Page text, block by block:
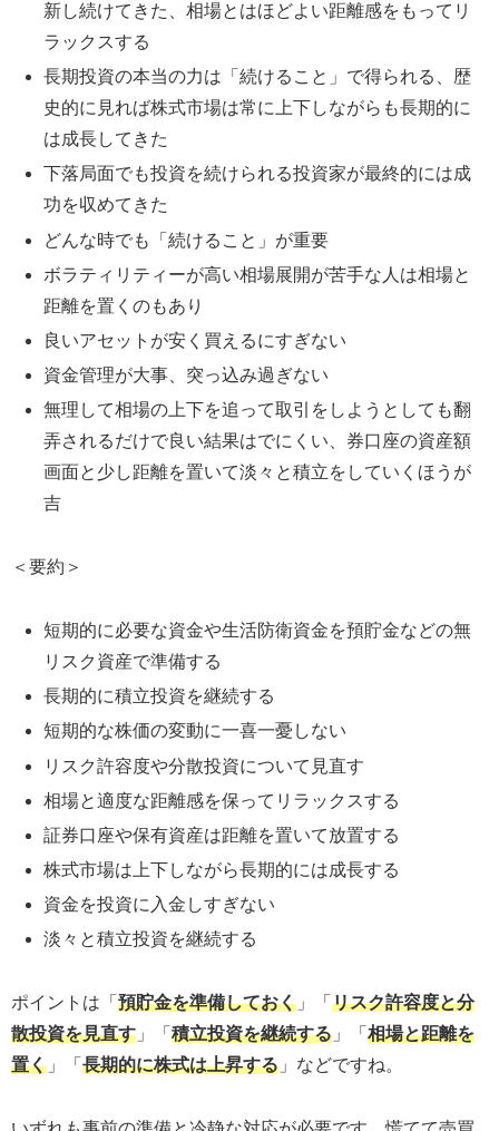
新し続けてきた、相場とはほどよい距離感をもってリ
ラックスする
長期投資の本当の力は「続けること」で得られる、歴
史的に見れば株式市場は常に上下しながらも長期的に
は成長してきた
下落局面でも投資を続けられる投資家が最終的には成
功を収めてきた
どんな時でも「続けること」が重要
ボラティリティーが高い相場展開が苦手な人は相場と
距離を置くのもあり
良いアセットが安く買えるにすぎない
資金管理が大事、突っ込み過ぎない
無理して相場の上下を追って取引をしようとしても翻
弄されるだけで良い結果はでにくい、券口座の資産額
画面と少し距離を置いて淡々と積立をしていくほうが
吉
＜要約＞
短期的に必要な資金や生活防衛資金を預貯金などの無
リスク資産で準備する
長期的に積立投資を継続する
短期的な株価の変動に一喜一憂しない
リスク許容度や分散投資について見直す
相場と適度な距離感を保ってリラックスする
証券口座や保有資産は距離を置いて放置する
株式市場は上下しながら長期的には成長する
資金を投資に入金しすぎない
淡々と積立投資を継続する
ポイントは「 預貯金を準備しておく 」「 リスク許容度と分
散投資を見直す 」「 積立投資を継続する 」「 相場と距離を
置く 」「 長期的に株式は上昇する 」などですね。